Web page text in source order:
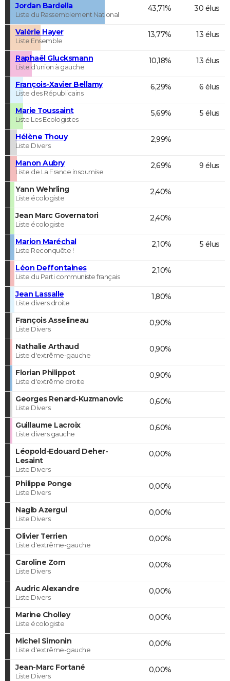
Jordan Bardella
Liste du Rassemblement National
43,71% 30 élus
Valérie Hayer
Liste Ensemble
13,77% 13 élus
Raphaël Glucksmann
Liste d'union à gauche
10,18% 13 élus
François-Xavier Bellamy
Liste des Républicains
6,29% 6 élus
Marie Toussaint
Liste Les Ecologistes
5,69% 5 élus
Hélène Thouy
Liste Divers
2,99%
Manon Aubry
Liste de La France insoumise
2,69% 9 élus
Yann Wehrling
Liste écologiste
2,40%
Jean Marc Governatori
Liste écologiste
2,40%
Marion Maréchal
Liste Reconquête !
2,10% 5 élus
Léon Deffontaines
Liste du Parti communiste français
2,10%
Jean Lassalle
Liste divers droite
1,80%
François Asselineau
Liste Divers
0,90%
Nathalie Arthaud
Liste d'extrême-gauche
0,90%
Florian Philippot
Liste d'extrême droite
0,90%
Georges Renard-Kuzmanovic
Liste Divers
0,60%
Guillaume Lacroix
Liste divers gauche
0,60%
Léopold-Edouard Deher-
Lesaint
Liste Divers
0,00%
Philippe Ponge
Liste Divers
0,00%
Nagib Azergui
Liste Divers
0,00%
Olivier Terrien
Liste d'extrême-gauche
0,00%
Caroline Zorn
Liste Divers
0,00%
Audric Alexandre
Liste Divers
0,00%
Marine Cholley
Liste écologiste
0,00%
Michel Simonin
Liste d'extrême-gauche
0,00%
Jean-Marc Fortané
Liste Divers
0,00%